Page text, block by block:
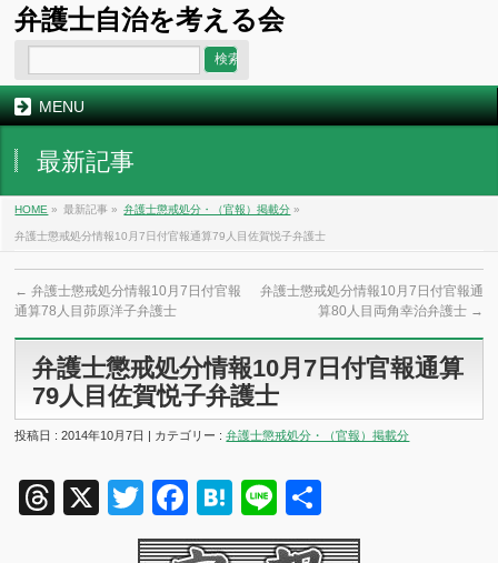
弁護士自治を考える会
MENU
最新記事
HOME » 最新記事 » 弁護士懲戒処分・（官報）掲載分 »
弁護士懲戒処分情報10月7日付官報通算79人目佐賀悦子弁護士
← 弁護士懲戒処分情報10月7日付官報
通算78人目茆原洋子弁護士
弁護士懲戒処分情報10月7日付官報通
算80人目両角幸治弁護士 →
弁護士懲戒処分情報10月7日付官報通算
79人目佐賀悦子弁護士
投稿日 : 2014年10月7日 | カテゴリー :弁護士懲戒処分・（官報）掲載分
Threads
X TwitterFacebook
Hatena
Line
有